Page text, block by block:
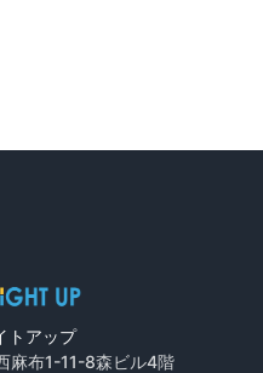
トアップ
麻布1-11-8森ビル4階